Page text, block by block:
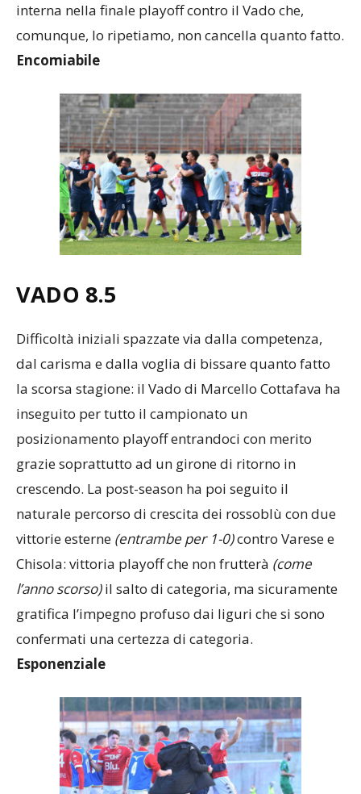
interna nella finale playoff contro il Vado che,
comunque, lo ripetiamo, non cancella quanto fatto.
Encomiabile
VADO 8.5
Difficoltà iniziali spazzate via dalla competenza,
dal carisma e dalla voglia di bissare quanto fatto
la scorsa stagione: il Vado di Marcello Cottafava ha
inseguito per tutto il campionato un
posizionamento playoff entrandoci con merito
grazie soprattutto ad un girone di ritorno in
crescendo. La post-season ha poi seguito il
naturale percorso di crescita dei rossoblù con due
vittorie esterne (entrambe per 1-0)contro Varese e
Chisola: vittoria playoff che non frutterà (come
l’anno scorso)il salto di categoria, ma sicuramente
gratifica l’impegno profuso dai liguri che si sono
confermati una certezza di categoria.
Esponenziale